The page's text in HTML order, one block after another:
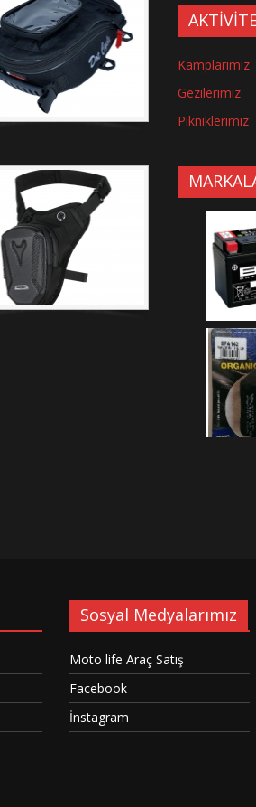
Kamplarımız
Gezilerimiz
Pikniklerimiz
Sosyal Medyalarımız
Moto life Araç Satış
Facebook
İnstagram